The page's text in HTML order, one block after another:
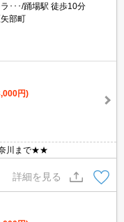
･･･/踊場駅 徒歩10分
部町
円)
川まで★★
詳細を見る